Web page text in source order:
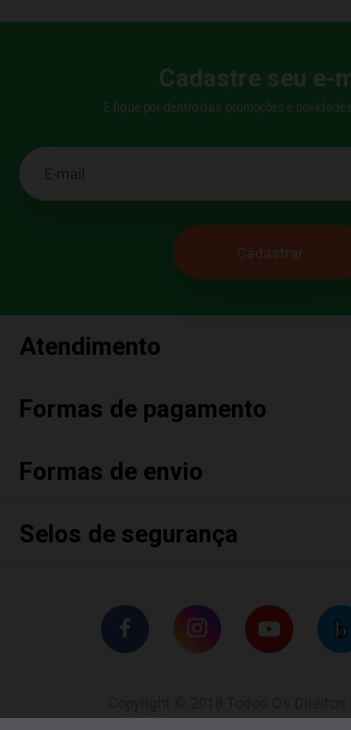
Cadastre seu e-
E fique por dentro das promoções e
E-mail
Atendimento
Formas de pagamento
Formas de envio
Selos de segurança